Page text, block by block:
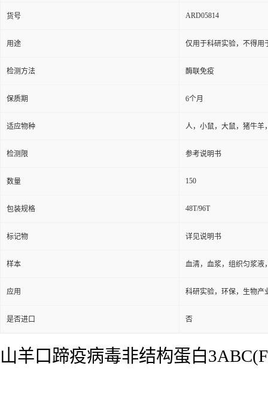
货号 ARD05814
用途 仅用于科研实验，不得用
检测方法 酶联免疫
保质期 6个月
适应物种 人，小鼠，大鼠，猪牛羊
检测限 参考说明书
数量 150
包装规格 48T/96T
标记物 详见说明书
样本 血清，血浆，组织匀浆液
应用 科研实验，环保，生物产
是否进口 否
山羊口蹄疫病毒非结构蛋白